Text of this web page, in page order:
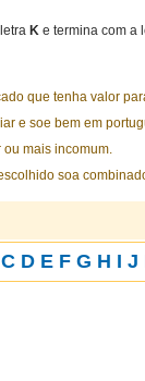
K e termina com a
que tenha valor
e soe bem em
ou mais incomum.
soa
C D E F G H I J